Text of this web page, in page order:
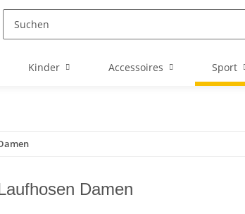
Kinder Accessoires Sport
Damen